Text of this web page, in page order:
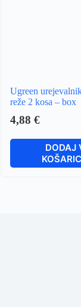
Ugreen
reže 2 kosa – box
4,88 €
DODAJ